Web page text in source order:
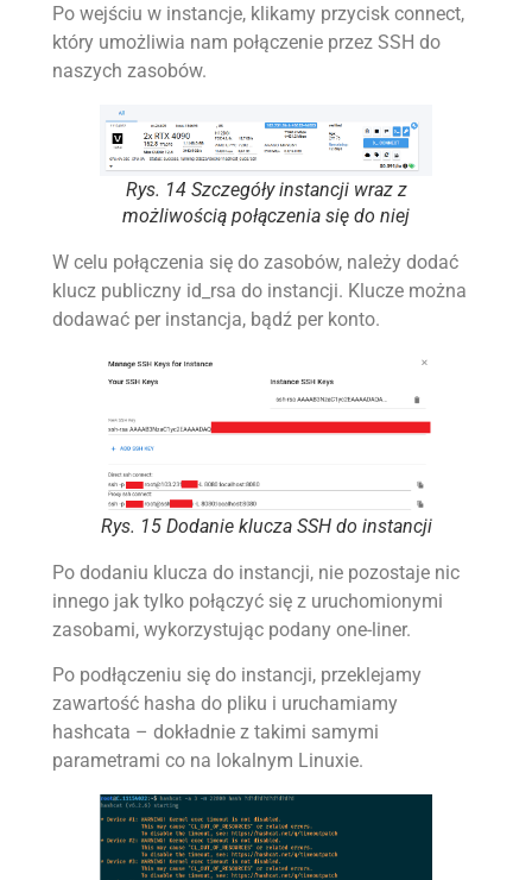
Po wejściu w instancje, klikamy przycisk connect,
który umożliwia nam połączenie przez SSH do
naszych zasobów.
Rys. 14 Szczegóły instancji wraz z
możliwością połączenia się do niej
W celu połączenia się do zasobów, należy dodać
klucz publiczny id_rsa do instancji. Klucze można
dodawać per instancja, bądź per konto.
Rys. 15 Dodanie klucza SSH do instancji
Po dodaniu klucza do instancji, nie pozostaje nic
innego jak tylko połączyć się z uruchomionymi
zasobami, wykorzystując podany one-liner.
Po podłączeniu się do instancji, przeklejamy
zawartość hasha do pliku i uruchamiamy
hashcata – dokładnie z takimi samymi
parametrami co na lokalnym Linuxie.